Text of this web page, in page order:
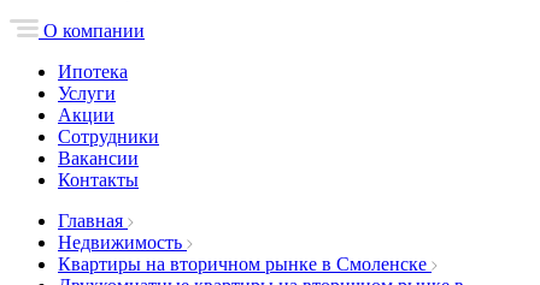
О компании
Ипотека
Услуги
Акции
Сотрудники
Вакансии
Контакты
Главная
Недвижимость
Квартиры на вторичном рынке в Смоленске